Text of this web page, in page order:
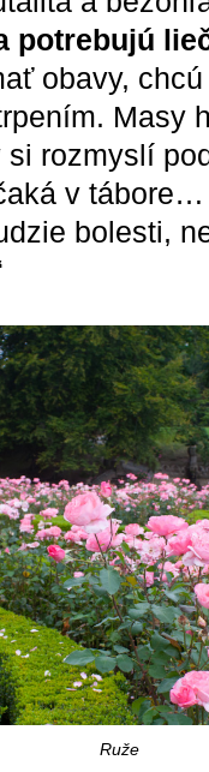
potrebujú
obavy,
Masy
rozmyslí
v
bolesti,
Ruže